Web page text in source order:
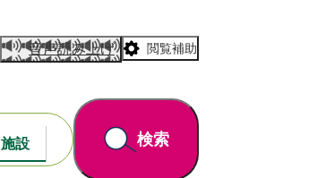
音声読み上げ 閲覧補助
施設 検索